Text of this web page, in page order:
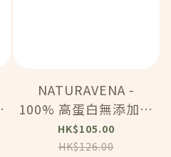
NATURAVENA -
100% 高蛋白無添加鹽
&糖花生醬 - 幼滑
(1kg) (12614)
HK$105.00
HK$126.00